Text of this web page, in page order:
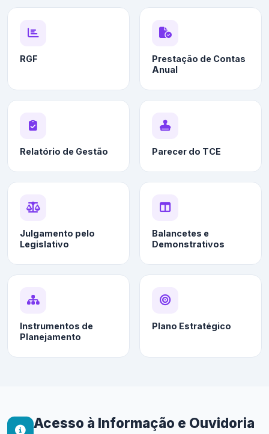
RGF
Prestação de Contas
Anual
Relatório de Gestão Parecer do TCE
Julgamento pelo
Legislativo
Balancetes e
Demonstrativos
Instrumentos de
Planejamento
Plano Estratégico
Acesso à Informação e Ouvidoria